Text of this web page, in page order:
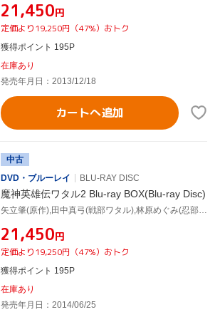
¥21,450円
定価より19,250円（47%）おトク
獲得ポイント 195P
在庫あり
発売年月日：2013/12/18
カートへ追加
中古
DVD・ブルーレイ
BLU-RAY DISC
魔神英雄伝ワタル2 Blu-ray BOX(Blu-ray Disc)
矢立肇(原作),田中真弓(戦部ワタル),林原めぐみ(忍部ヒミコ),西村知道(剣部シバクラ),芦田豊雄(キャラクターデザイン),門倉聡(音楽),神林早人(音楽),兼崎順一(音楽)
¥21,450円
定価より19,250円（47%）おトク
獲得ポイント 195P
在庫あり
発売年月日：2014/06/25